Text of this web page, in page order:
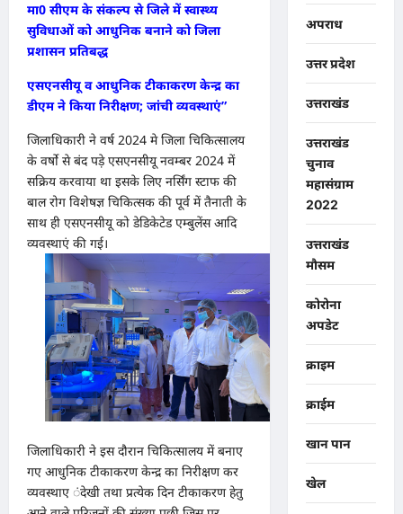
मा0 सीएम के संकल्प से जिले में स्वास्थ्य
सुविधाओं को आधुनिक बनाने को जिला
प्रशासन प्रतिबद्ध
एसएनसीयू व आधुनिक टीकाकरण केन्द्र का
डीएम ने किया निरीक्षण; जांची व्यवस्थाएं”
जिलाधिकारी ने वर्ष 2024 मे जिला चिकित्सालय
के वर्षो से बंद पड़े एसएनसीयू नवम्बर 2024 में
सक्रिय करवाया था इसके लिए नर्सिंग स्टाफ की
बाल रोग विशेषज्ञ चिकित्सक की पूर्व में तैनाती के
साथ ही एसएनसीयू को डेडिकेटेड एम्बुलेंस आदि
व्यवस्थाएं की गई।
जिलाधिकारी ने इस दौरान चिकित्सालय में बनाए
गए आधुनिक टीकाकरण केन्द्र का निरीक्षण कर
व्यवस्थाए ंदेखी तथा प्रत्येक दिन टीकाकरण हेतु
अपराध
उत्तर प्रदेश
उत्तराखंड
उत्तराखंड
चुनाव
महासंग्राम
2022
उत्तराखंड
मौसम
कोरोना
अपडेट
क्राइम
क्राईम
खान पान
खेल